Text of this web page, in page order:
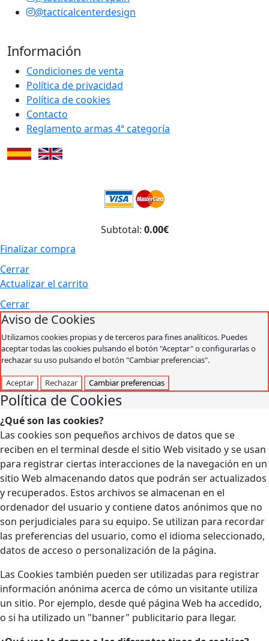
@tacticalcenterdesign
Información
Condiciones de venta
Política de privacidad
Política de cookies
Contacto
Reglamento armas 4ª categoría
Subtotal: 0.00€
Finalizar compra
Cerrar
Actualizar el carrito
Cerrar
Aviso de Cookies
Utilizamos cookies propias y de terceros para fines analíticos. Puedes
aceptar todas las cookies pulsando el botón "Aceptar" o configurarlas o
rechazar su uso pulsando el botón "Cambiar preferencias".
Aceptar Rechazar Cambiar preferencias
Política de Cookies
¿Qué son las cookies?
Las cookies son pequeños archivos de datos que se
reciben en el terminal desde el sitio Web visitado y se usan
para registrar ciertas interacciones de la navegación en un
sitio Web almacenando datos que podrán ser actualizados
y recuperados. Estos archivos se almacenan en el
ordenador del usuario y contiene datos anónimos que no
son perjudiciales para su equipo. Se utilizan para recordar
las preferencias del usuario, como el idioma seleccionado,
datos de acceso o personalización de la página.
Las Cookies también pueden ser utilizadas para registrar
información anónima acerca de cómo un visitante utiliza
un sitio. Por ejemplo, desde qué página Web ha accedido,
o si ha utilizado un "banner" publicitario para llegar.